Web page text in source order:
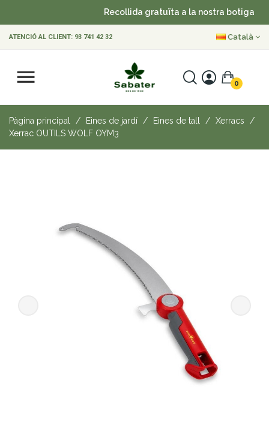
Recollida gratuïta a la nostra botiga
ATENCIÓ AL CLIENT: 93 741 42 32 Català
0
Pàgina principal Eines de jardí Eines de tall
Xerracs
Xerrac OUTILS WOLF OYM3